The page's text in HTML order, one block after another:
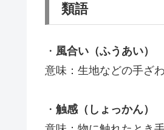
類語
・ 風合い（ふうあい）
意味：生地などの手ざ
・ 触感（しょっかん）